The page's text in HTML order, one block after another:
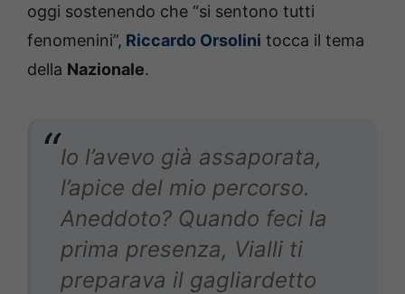
oggi sostenendo che “si sentono tutti
fenomenini”, Riccardo Orsolini tocca il tema
della Nazionale.
Io l’avevo già assaporata,
l’apice del mio percorso.
Aneddoto? Quando feci la
prima presenza, Vialli ti
preparava il gagliardetto